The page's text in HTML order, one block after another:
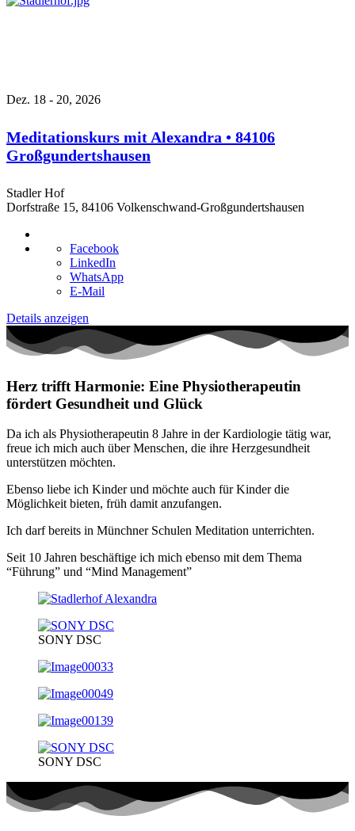
Dez. 18 - 20, 2026
Meditationskurs mit Alexandra • 84106
Großgundertshausen
Stadler Hof
Dorfstraße 15, 84106 Volkenschwand-Großgundertshausen
Facebook
LinkedIn
WhatsApp
E-Mail
Details anzeigen
Herz trifft Harmonie: Eine Physiotherapeutin
fördert Gesundheit und Glück
Da ich als Physiotherapeutin 8 Jahre in der Kardiologie tätig war,
freue ich mich auch über Menschen, die ihre Herzgesundheit
unterstützen möchten.
Ebenso liebe ich Kinder und möchte auch für Kinder die
Möglichkeit bieten, früh damit anzufangen.
Ich darf bereits in Münchner Schulen Meditation unterrichten.
Seit 10 Jahren beschäftige ich mich ebenso mit dem Thema
“Führung” und “Mind Management”
SONY DSC
SONY DSC